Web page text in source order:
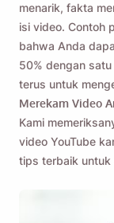
menarik, fakta
isi video. Contoh
bahwa Anda
50% dengan
terus untuk
Merekam Video
Kami
video YouTube
tips terbaik untuk